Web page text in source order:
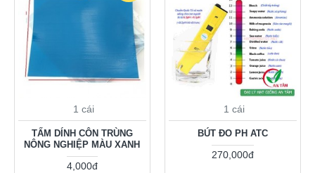
1 cái
TẤM DÍNH CÔN TRÙNG
NÔNG NGHIỆP MÀU XANH
4,000đ
1 cái
BÚT ĐO PH ATC
270,000đ